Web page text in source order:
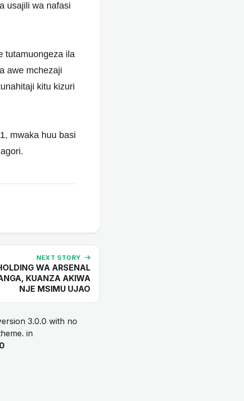
usajili wa nafasi
tutamuongeza ila
awe mchezaji
kitu kizuri
mwaka huu basi
NEXT STORY
WA ARSENAL
KUANZA AKIWA
NJE MSIMU UJAO
3.0.0 with no
in